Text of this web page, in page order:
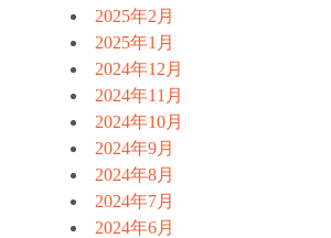
2025年2月
2025年1月
2024年12月
2024年11月
2024年10月
2024年9月
2024年8月
2024年7月
2024年6月